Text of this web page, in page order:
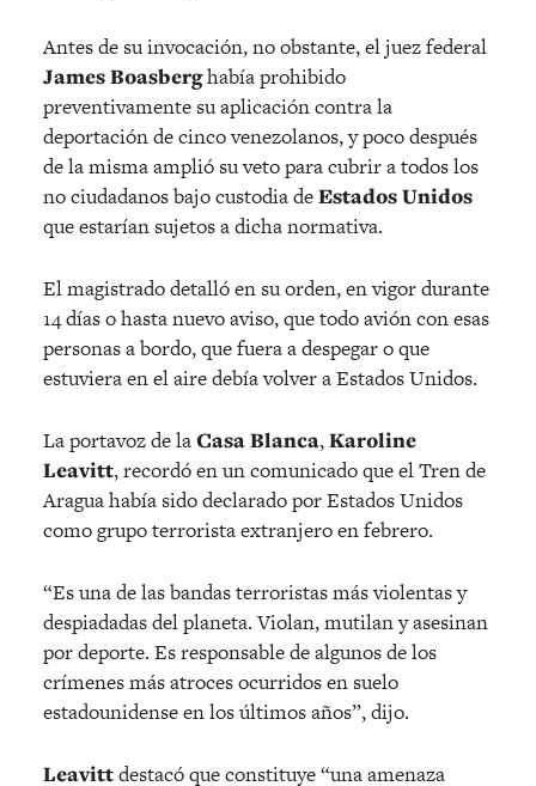
Antes de su invocación, no obstante, el juez federal
James Boasberghabía prohibido
preventivamente su aplicación contra la
deportación de cinco venezolanos, y poco después
de la misma amplió su veto para cubrir a todos los
no ciudadanos bajo custodia deEstados Unidos
que estarían sujetos a dicha normativa.
El magistrado detalló en su orden, en vigor durante
14 días o hasta nuevo aviso, que todo avión con esas
personas a bordo, que fuera a despegar o que
estuviera en el aire debía volver a Estados Unidos.
La portavoz de laCasa Blanca,Karoline
Leavitt, recordó en un comunicado que el Tren de
Aragua había sido declarado por Estados Unidos
como grupo terrorista extranjero en febrero.
“Es una de las bandas terroristas más violentas y
despiadadas del planeta. Violan, mutilan y asesinan
por deporte. Es responsable de algunos de los
crímenes más atroces ocurridos en suelo
estadounidense en los últimos años”, dijo.
Leavittdestacó que constituye “una amenaza